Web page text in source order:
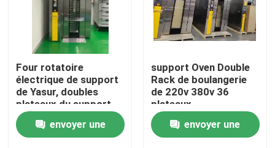
Accueil
A propos de nous
Four rotatoire
électrique de support
de Yasur, doubles
plateaux du support
36 40X60cm, pour le
pain de cuisson,
gâteaux, Pizz
envoyer une
support Oven Double
Rack de boulangerie
de 220v 380v 36
plateaux
40X60cm/pour la
pizza de cuisson de
gâteaux de pain
envoyer une